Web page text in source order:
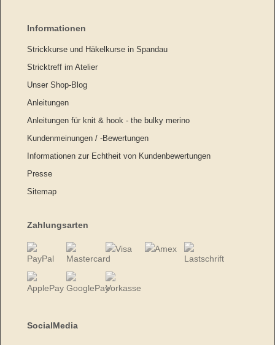
Informationen
Strickkurse und Häkelkurse in Spandau
Stricktreff im Atelier
Unser Shop-Blog
Anleitungen
Anleitungen für knit & hook - the bulky merino
Kundenmeinungen / -Bewertungen
Informationen zur Echtheit von Kundenbewertungen
Presse
Sitemap
Zahlungsarten
SocialMedia